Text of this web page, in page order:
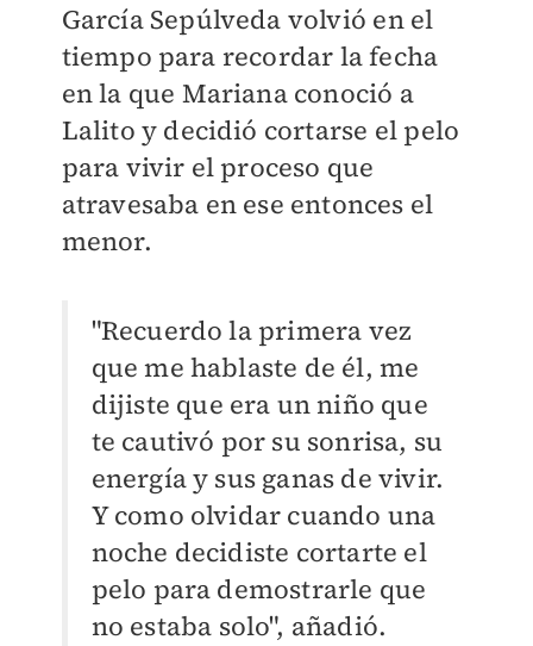
García Sepúlveda volvió en el
tiempo para recordar la fecha
en la que Mariana conoció a
Lalito y decidió cortarse el pelo
para vivir el proceso que
atravesaba en ese entonces el
menor.
"Recuerdo la primera vez
que me hablaste de él, me
dijiste que era un niño que
te cautivó por su sonrisa, su
energía y sus ganas de vivir.
Y como olvidar cuando una
noche decidiste cortarte el
pelo para demostrarle que
no estaba solo", añadió.